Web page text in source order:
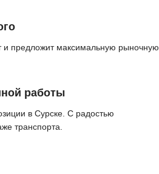
и предложит максимальную рыночную
работы
в Сурске. С радостью
транспорта.